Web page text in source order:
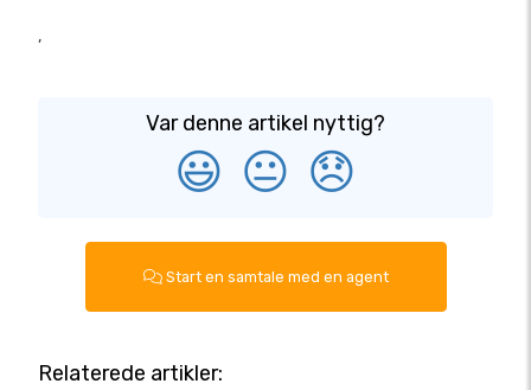
,
Var denne artikel nyttig?
😃 😐 😞
Start en samtale med en agent
Relaterede artikler: